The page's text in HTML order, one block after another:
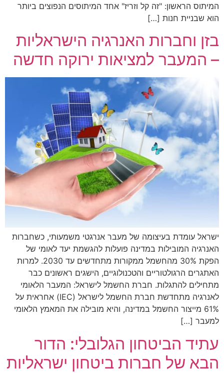
המיתוס הראשון: "זה קל וזריז" אחד המיתוסים הנפוצים ביותר
הוא שבניית חנות […]
בזן וחברות האנרגיה הישראליות
– המעבר למציאות ירוקה חדשה
ישראל עומדת בעיצומה של מעבר אנרגטי משמעותי, כשחברות
האנרגיה המובילות במדינה פועלות להגשמת יעד לאומי של
הפקת 30% מהחשמל ממקורות מתחדשים עד 2030. למרות
האתגרים הרגולטוריים והטכנולוגיים, הישגים ראשונים כבר
מתחילים להתגלות. חברת החשמל לישראל: המעבר הלאומי
לאנרגיה מתחדשת חברת החשמל לישראל (IEC) אחראית על
61% מייצור החשמל במדינה, והיא מובילה את המאמץ הלאומי
למעבר […]
עתיד הביטחון הגלובלי: הדור
הבא של חברות ביטחון ישראליות